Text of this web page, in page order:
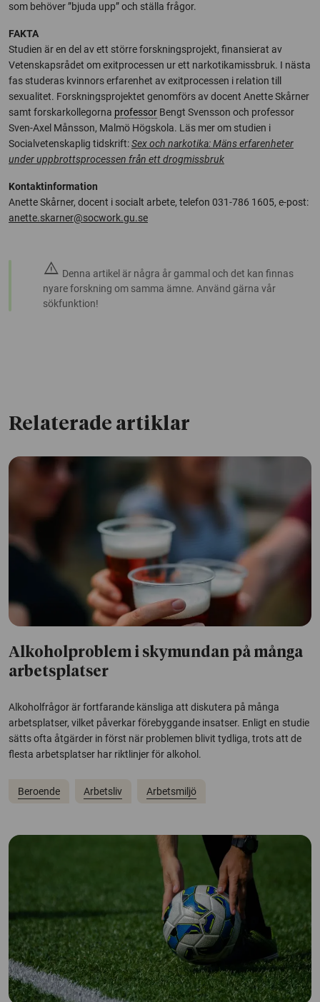
som behöver ”bjuda upp” och ställa frågor.
FAKTA
Studien är en del av ett större forskningsprojekt, finansierat av
Vetenskapsrådet om exitprocessen ur ett narkotikamissbruk. I nästa
fas studeras kvinnors erfarenhet av exitprocessen i relation till
sexualitet. Forskningsprojektet genomförs av docent Anette Skårner
samt forskarkollegorna professor Bengt Svensson och professor
Sven-Axel Månsson, Malmö Högskola. Läs mer om studien i
Socialvetenskaplig tidskrift:Sex och narkotika: Mäns erfarenheter
under uppbrottsprocessen från ett drogmissbruk
Kontaktinformation
Anette Skårner, docent i socialt arbete, telefon 031-786 1605, e-post:
anette.skarner@socwork.gu.se
warning Denna artikel är några år gammal och det kan finnas
nyare forskning om samma ämne. Använd gärna vår
sökfunktion!
Relaterade artiklar
Alkoholproblem i skymundan på många
arbetsplatser
Alkoholfrågor är fortfarande känsliga att diskutera på många
arbetsplatser, vilket påverkar förebyggande insatser. Enligt en studie
sätts ofta åtgärder in först när problemen blivit tydliga, trots att de
flesta arbetsplatser har riktlinjer för alkohol.
Beroende Arbetsliv Arbetsmiljö